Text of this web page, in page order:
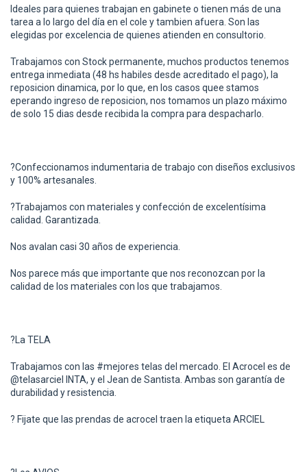
Ideales para quienes trabajan en gabinete o tienen más de una
tarea a lo largo del día en el cole y tambien afuera. Son las
elegidas por excelencia de quienes atienden en consultorio.
Trabajamos con Stock permanente, muchos productos tenemos
entrega inmediata (48 hs habiles desde acreditado el pago), la
reposicion dinamica, por lo que, en los casos quee stamos
eperando ingreso de reposicion, nos tomamos un plazo máximo
de solo 15 dias desde recibida la compra para despacharlo.
?Confeccionamos indumentaria de trabajo con diseños exclusivos
y 100% artesanales.
?Trabajamos con materiales y confección de excelentísima
calidad. Garantizada.
Nos avalan casi 30 años de experiencia.
Nos parece más que importante que nos reconozcan por la
calidad de los materiales con los que trabajamos.
?La TELA
Trabajamos con las #mejores telas del mercado. El Acrocel es de
@telasarciel INTA, y el Jean de Santista. Ambas son garantía de
durabilidad y resistencia.
? Fijate que las prendas de acrocel traen la etiqueta ARCIEL